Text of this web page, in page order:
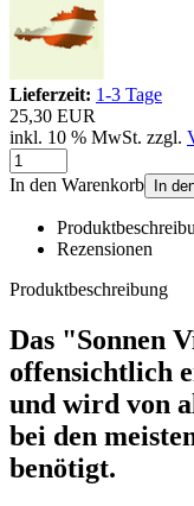
Lieferzeit: 1-3 Tage
25,30 EUR
inkl. 10 % MwSt. zzgl.
In den Warenkorb In
Rezensionen
Produktbeschreibung
Das "Sonnen
offensichtlich
und wird von
bei den
benötigt.